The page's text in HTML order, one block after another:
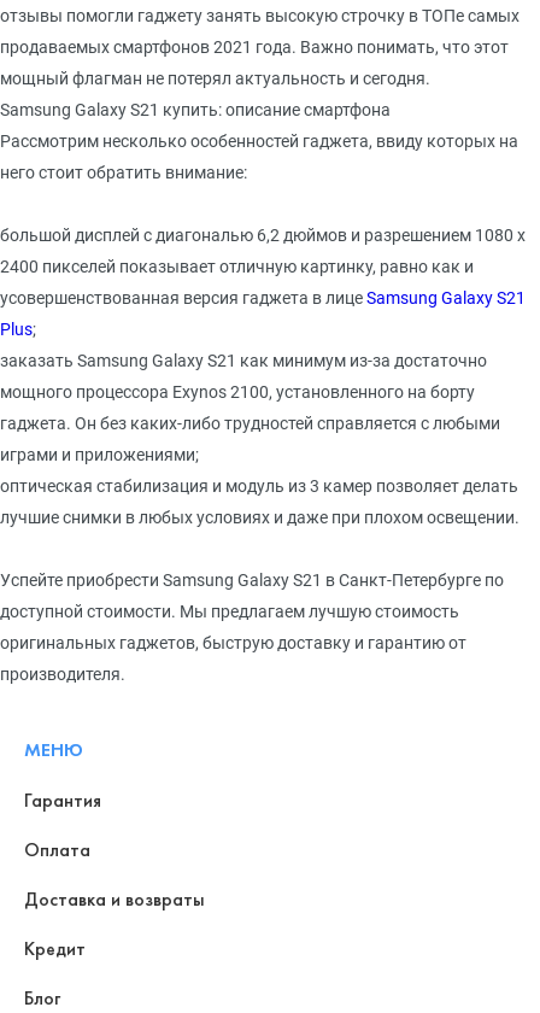
отзывы помогли гаджету занять высокую строчку в ТОПе самых
продаваемых смартфонов 2021 года. Важно понимать, что этот
мощный флагман не потерял актуальность и сегодня.
Samsung Galaxy S21 купить: описание смартфона
Рассмотрим несколько особенностей гаджета, ввиду которых на
него стоит обратить внимание:
большой дисплей с диагональю 6,2 дюймов и разрешением 1080 х
2400 пикселей показывает отличную картинку, равно как и
усовершенствованная версия гаджета в лицеSamsung Galaxy S21
Plus;
заказать Samsung Galaxy S21 как минимум из-за достаточно
мощного процессора Exynos 2100, установленного на борту
гаджета. Он без каких-либо трудностей справляется с любыми
играми и приложениями;
оптическая стабилизация и модуль из 3 камер позволяет делать
лучшие снимки в любых условиях и даже при плохом освещении.
Успейте приобрести Samsung Galaxy S21 в Санкт-Петербурге по
доступной стоимости. Мы предлагаем лучшую стоимость
оригинальных гаджетов, быструю доставку и гарантию от
производителя.
МЕНЮ
Гарантия
Оплата
Доставка и возвраты
Кредит
Блог